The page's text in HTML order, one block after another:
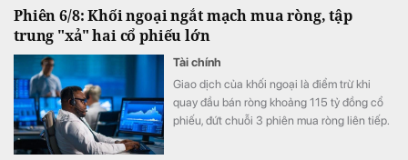
Phiên 6/8: Khối ngoại ngắt mạch mua ròng, tập
trung "xả" hai cổ phiếu lớn
Tài chính
Giao dịch của khối ngoại là điểm trừ khi
quay đầu bán ròng khoảng 115 tỷ đồng cổ
phiếu, đứt chuỗi 3 phiên mua ròng liên tiếp.